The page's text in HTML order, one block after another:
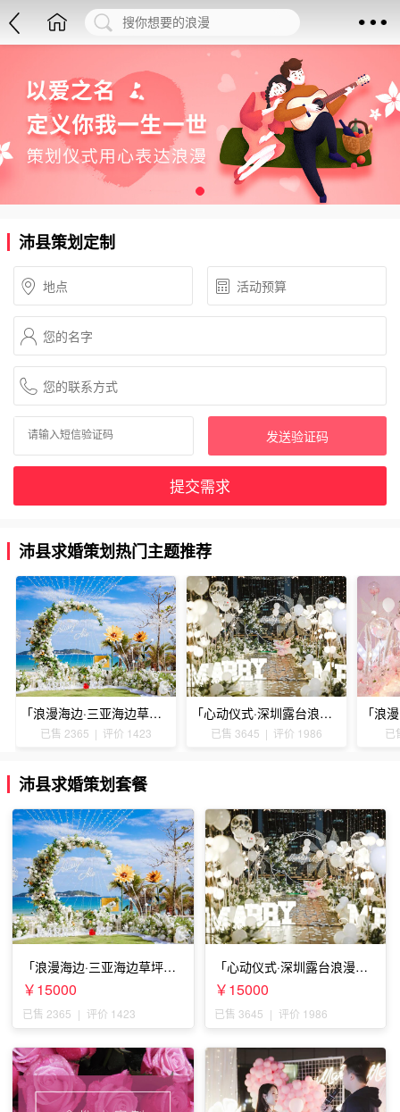
沛县策划定制
发送验证码
提交需求
沛县求婚策划热门主题推荐
「浪漫海边·三亚海边草坪浪漫求婚」
已售 2365 | 评价 1423
「心动仪式·深圳露台浪漫求婚」
已售 3645 | 评价 1986 已
沛县求婚策划套餐
「浪漫海边·三亚海边草坪浪
漫求婚」
￥15000
已售 2365 | 评价 1423
「心动仪式·深圳露台浪漫求
婚」
￥15000
已售 3645 | 评价 1986